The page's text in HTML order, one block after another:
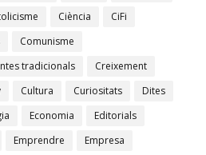
Ciència
CiFi
Comunisme
tradicionals
Creixement
Cultura Curiositats
Dites
Economia
Editorials
Emprendre
Empresa